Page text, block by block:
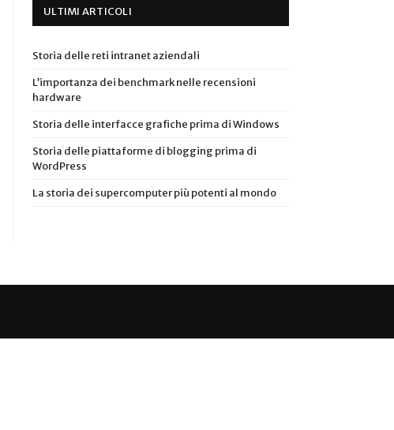
ULTIMI ARTICOLI
Storia delle reti intranet aziendali
L’importanza dei benchmark nelle recensioni
hardware
Storia delle interfacce grafiche prima di Windows
Storia delle piattaforme di blogging prima di
WordPress
La storia dei supercomputer più potenti al mondo